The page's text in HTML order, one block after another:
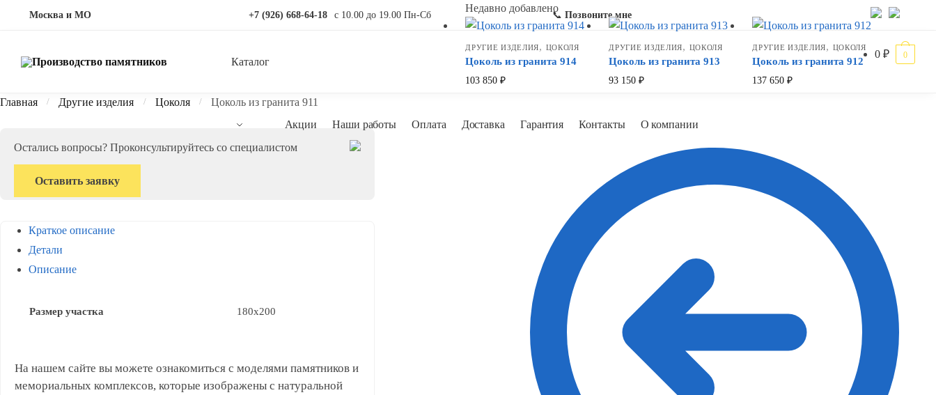
Москва и МО +7 (926) 668-64-18 с 10.00 до 19.00 Пн-Сб 📞Позвоните мне
Каталог
Акции Наши работы Оплата Доставка Гарантия Контакты О компании
Недавно добавлено
ДРУГИЕ ИЗДЕЛИЯ, ЦОКОЛЯ
Цоколь из гранита 914
103 850₽
ДРУГИЕ ИЗДЕЛИЯ, ЦОКОЛЯ
Цоколь из гранита 913
93 150₽
ДРУГИЕ ИЗДЕЛИЯ, ЦОКОЛЯ
Цоколь из гранита 912
137 650₽
0₽ 0
Главная / Другие изделия / Цоколя / Цоколь из гранита 911
Остались вопросы? Проконсультируйтесь со специалистом
Оставить заявку
Краткое описание
Детали
Описание
Размер участка 180х200
На нашем сайте вы можете ознакомиться с моделями памятников и
мемориальных комплексов, которые изображены с натуральной